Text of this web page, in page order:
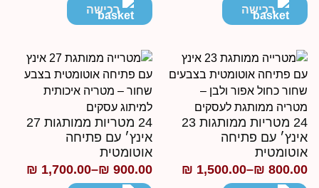
רכישה
מחירים:רכישה
24 מטריות ממותגות 23
עם פתיחה
₪
–
₪1,500.00
24 מטריות ממותגות 27
אינץ׳ עם פתיחה
אוטומטית
₪900.00
–
₪1,700.00
טווח